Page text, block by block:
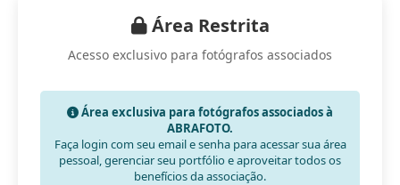
Área Restrita
Acesso exclusivo para fotógrafos associados
Área exclusiva para fotógrafos associados à
ABRAFOTO.
Faça login com seu email e senha para acessar sua área
pessoal, gerenciar seu portfólio e aproveitar todos os
benefícios da associação.